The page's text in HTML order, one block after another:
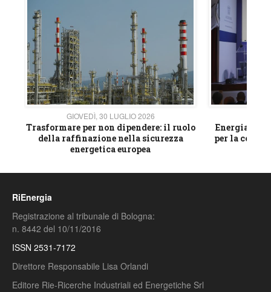
GIOVEDÌ, 30 LUGLIO 2026
Trasformare per non dipendere: il ruolo
della raffinazione nella sicurezza
energetica europea
Energia e
per la
RiEnergia
Registrazione al tribunale di Bologna:
n. 8442 del 10/11/2016
ISSN 2531-7172
Direttore Responsabile Lisa Orlandi
Editore Rie-Ricerche Industriali ed Energetiche Srl